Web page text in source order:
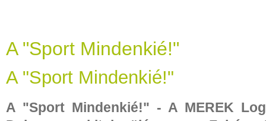
A "Sport Mindenkié!"
A "Sport Mindenkié!"
A "Sport Mindenkié!" - A MEREK